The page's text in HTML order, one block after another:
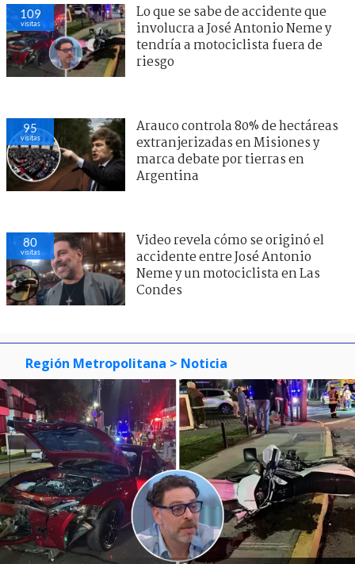
109
visitas
Lo que se sabe de accidente que
involucra a José Antonio Neme y
tendría a motociclista fuera de
riesgo
95
visitas
Arauco controla 80% de hectáreas
extranjerizadas en Misiones y
marca debate por tierras en
Argentina
80
visitas
Video revela cómo se originó el
accidente entre José Antonio
Neme y un motociclista en Las
Condes
Región Metropolitana > Noticia